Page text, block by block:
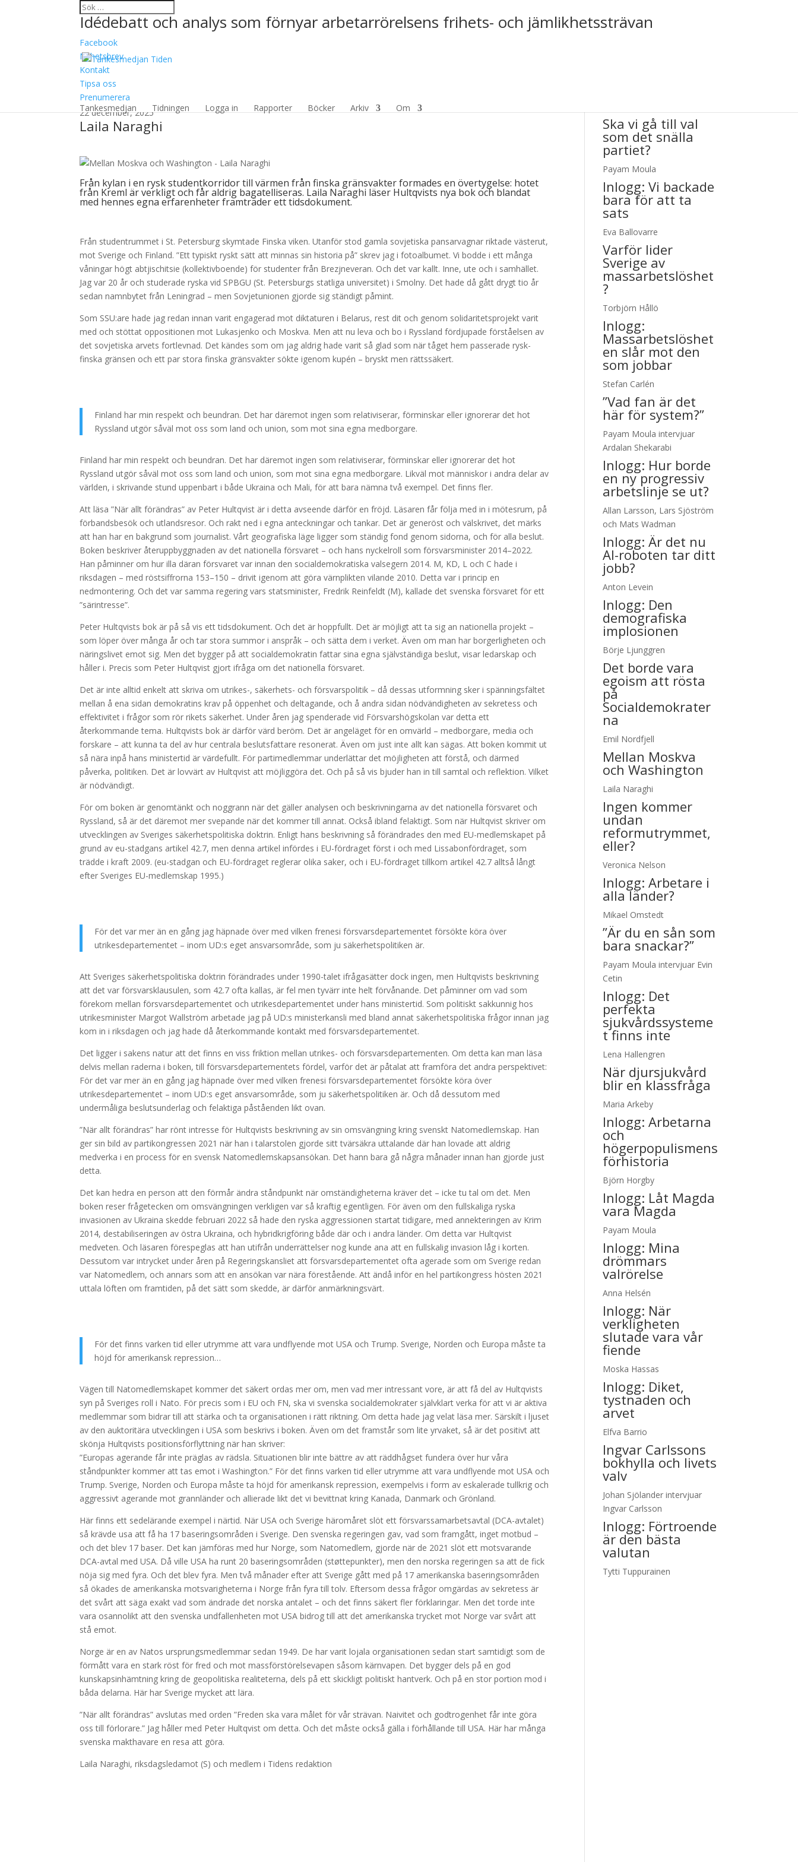
Idédebatt och analys som förnyar arbetarrörelsens frihets- och jämlikhetssträvan
Facebook
Nyhetsbrev
Kontakt
Tipsa oss
Prenumerera
Tankesmedjan
Tidningen Logga in Rapporter Böcker Arkiv Om
Mellan Moskva och Washington
22 december, 2025
Laila Naraghi
Från kylan i en rysk studentkorridor till värmen från finska gränsvakter formades en övertygelse: hotet
från Kreml är verkligt och får aldrig bagatelliseras. Laila Naraghi läser Hultqvists nya bok och blandat
med hennes egna erfarenheter framträder ett tidsdokument.
Från studentrummet i St. Petersburg skymtade Finska viken. Utanför stod gamla sovjetiska pansarvagnar riktade västerut,
mot Sverige och Finland. ”Ett typiskt ryskt sätt att minnas sin historia på” skrev jag i fotoalbumet. Vi bodde i ett många
våningar högt abtjischitsie (kollektivboende) för studenter från Brezjneveran. Och det var kallt. Inne, ute och i samhället.
Jag var 20 år och studerade ryska vid SPBGU (St. Petersburgs statliga universitet) i Smolny. Det hade då gått drygt tio år
sedan namnbytet från Leningrad – men Sovjetunionen gjorde sig ständigt påmint.
Som SSU:are hade jag redan innan varit engagerad mot diktaturen i Belarus, rest dit och genom solidaritetsprojekt varit
med och stöttat oppositionen mot Lukasjenko och Moskva. Men att nu leva och bo i Ryssland fördjupade förståelsen av
det sovjetiska arvets fortlevnad. Det kändes som om jag aldrig hade varit så glad som när tåget hem passerade rysk-
finska gränsen och ett par stora finska gränsvakter sökte igenom kupén – bryskt men rättssäkert.
Finland har min respekt och beundran. Det har däremot ingen som relativiserar, förminskar eller ignorerar det hot
Ryssland utgör såväl mot oss som land och union, som mot sina egna medborgare.
Finland har min respekt och beundran. Det har däremot ingen som relativiserar, förminskar eller ignorerar det hot
Ryssland utgör såväl mot oss som land och union, som mot sina egna medborgare. Likväl mot människor i andra delar av
världen, i skrivande stund uppenbart i både Ukraina och Mali, för att bara nämna två exempel. Det finns fler.
Att läsa ”När allt förändras” av Peter Hultqvist är i detta avseende därför en fröjd. Läsaren får följa med in i mötesrum, på
förbandsbesök och utlandsresor. Och rakt ned i egna anteckningar och tankar. Det är generöst och välskrivet, det märks
att han har en bakgrund som journalist. Vårt geografiska läge ligger som ständig fond genom sidorna, och för alla beslut.
Boken beskriver återuppbyggnaden av det nationella försvaret – och hans nyckelroll som försvarsminister 2014–2022.
Han påminner om hur illa däran försvaret var innan den socialdemokratiska valsegern 2014. M, KD, L och C hade i
riksdagen – med röstsiffrorna 153–150 – drivit igenom att göra värnplikten vilande 2010. Detta var i princip en
nedmontering. Och det var samma regering vars statsminister, Fredrik Reinfeldt (M), kallade det svenska försvaret för ett
”särintresse”.
Peter Hultqvists bok är på så vis ett tidsdokument. Och det är hoppfullt. Det är möjligt att ta sig an nationella projekt –
som löper över många år och tar stora summor i anspråk – och sätta dem i verket. Även om man har borgerligheten och
näringslivet emot sig. Men det bygger på att socialdemokratin fattar sina egna självständiga beslut, visar ledarskap och
håller i. Precis som Peter Hultqvist gjort ifråga om det nationella försvaret.
Det är inte alltid enkelt att skriva om utrikes-, säkerhets- och försvarspolitik – då dessas utformning sker i spänningsfältet
mellan å ena sidan demokratins krav på öppenhet och deltagande, och å andra sidan nödvändigheten av sekretess och
effektivitet i frågor som rör rikets säkerhet. Under åren jag spenderade vid Försvarshögskolan var detta ett
återkommande tema. Hultqvists bok är därför värd beröm. Det är angeläget för en omvärld – medborgare, media och
forskare – att kunna ta del av hur centrala beslutsfattare resonerat. Även om just inte allt kan sägas. Att boken kommit ut
så nära inpå hans ministertid är värdefullt. För partimedlemmar underlättar det möjligheten att förstå, och därmed
påverka, politiken. Det är lovvärt av Hultqvist att möjliggöra det. Och på så vis bjuder han in till samtal och reflektion. Vilket
är nödvändigt.
För om boken är genomtänkt och noggrann när det gäller analysen och beskrivningarna av det nationella försvaret och
Ryssland, så är det däremot mer svepande när det kommer till annat. Också ibland felaktigt. Som när Hultqvist skriver om
utvecklingen av Sveriges säkerhetspolitiska doktrin. Enligt hans beskrivning så förändrades den med EU-medlemskapet på
grund av eu-stadgans artikel 42.7, men denna artikel infördes i EU-fördraget först i och med Lissabonfördraget, som
trädde i kraft 2009. (eu-stadgan och EU-fördraget reglerar olika saker, och i EU-fördraget tillkom artikel 42.7 alltså långt
efter Sveriges EU-medlemskap 1995.)
För det var mer än en gång jag häpnade över med vilken frenesi försvarsdepartementet försökte köra över
utrikesdepartementet – inom UD:s eget ansvarsområde, som ju säkerhetspolitiken är.
Att Sveriges säkerhetspolitiska doktrin förändrades under 1990-talet ifrågasätter dock ingen, men Hultqvists beskrivning
att det var försvarsklausulen, som 42.7 ofta kallas, är fel men tyvärr inte helt förvånande. Det påminner om vad som
förekom mellan försvarsdepartementet och utrikesdepartementet under hans ministertid. Som politiskt sakkunnig hos
utrikesminister Margot Wallström arbetade jag på UD:s ministerkansli med bland annat säkerhetspolitiska frågor innan jag
kom in i riksdagen och jag hade då återkommande kontakt med försvarsdepartementet.
Det ligger i sakens natur att det finns en viss friktion mellan utrikes- och försvarsdepartementen. Om detta kan man läsa
delvis mellan raderna i boken, till försvarsdepartementets fördel, varför det är påtalat att framföra det andra perspektivet:
För det var mer än en gång jag häpnade över med vilken frenesi försvarsdepartementet försökte köra över
utrikesdepartementet – inom UD:s eget ansvarsområde, som ju säkerhetspolitiken är. Och då dessutom med
undermåliga beslutsunderlag och felaktiga påståenden likt ovan.
”När allt förändras” har rönt intresse för Hultqvists beskrivning av sin omsvängning kring svenskt Natomedlemskap. Han
ger sin bild av partikongressen 2021 när han i talarstolen gjorde sitt tvärsäkra uttalande där han lovade att aldrig
medverka i en process för en svensk Natomedlemskapsansökan. Det hann bara gå några månader innan han gjorde just
detta.
Det kan hedra en person att den förmår ändra ståndpunkt när omständigheterna kräver det – icke tu tal om det. Men
boken reser frågetecken om omsvängningen verkligen var så kraftig egentligen. För även om den fullskaliga ryska
invasionen av Ukraina skedde februari 2022 så hade den ryska aggressionen startat tidigare, med annekteringen av Krim
2014, destabiliseringen av östra Ukraina, och hybridkrigföring både där och i andra länder. Om detta var Hultqvist
medveten. Och läsaren förespeglas att han utifrån underrättelser nog kunde ana att en fullskalig invasion låg i korten.
Dessutom var intrycket under åren på Regeringskansliet att försvarsdepartementet ofta agerade som om Sverige redan
var Natomedlem, och annars som att en ansökan var nära förestående. Att ändå inför en hel partikongress hösten 2021
uttala löften om framtiden, på det sätt som skedde, är därför anmärkningsvärt.
För det finns varken tid eller utrymme att vara undflyende mot USA och Trump. Sverige, Norden och Europa måste ta
höjd för amerikansk repression…
Vägen till Natomedlemskapet kommer det säkert ordas mer om, men vad mer intressant vore, är att få del av Hultqvists
syn på Sveriges roll i Nato. För precis som i EU och FN, ska vi svenska socialdemokrater självklart verka för att vi är aktiva
medlemmar som bidrar till att stärka och ta organisationen i rätt riktning. Om detta hade jag velat läsa mer. Särskilt i ljuset
av den auktoritära utvecklingen i USA som beskrivs i boken. Även om det framstår som lite yrvaket, så är det positivt att
skönja Hultqvists positionsförflyttning när han skriver:
”Europas agerande får inte präglas av rädsla. Situationen blir inte bättre av att räddhågset fundera över hur våra
ståndpunkter kommer att tas emot i Washington.” För det finns varken tid eller utrymme att vara undflyende mot USA och
Trump. Sverige, Norden och Europa måste ta höjd för amerikansk repression, exempelvis i form av eskalerade tullkrig och
aggressivt agerande mot grannländer och allierade likt det vi bevittnat kring Kanada, Danmark och Grönland.
Här finns ett sedelärande exempel i närtid. När USA och Sverige häromåret slöt ett försvarssamarbetsavtal (DCA-avtalet)
så krävde usa att få ha 17 baseringsområden i Sverige. Den svenska regeringen gav, vad som framgått, inget motbud –
och det blev 17 baser. Det kan jämföras med hur Norge, som Natomedlem, gjorde när de 2021 slöt ett motsvarande
DCA-avtal med USA. Då ville USA ha runt 20 baseringsområden (støttepunkter), men den norska regeringen sa att de fick
nöja sig med fyra. Och det blev fyra. Men två månader efter att Sverige gått med på 17 amerikanska baseringsområden
så ökades de amerikanska motsvarigheterna i Norge från fyra till tolv. Eftersom dessa frågor omgärdas av sekretess är
det svårt att säga exakt vad som ändrade det norska antalet – och det finns säkert fler förklaringar. Men det torde inte
vara osannolikt att den svenska undfallenheten mot USA bidrog till att det amerikanska trycket mot Norge var svårt att
stå emot.
Norge är en av Natos ursprungsmedlemmar sedan 1949. De har varit lojala organisationen sedan start samtidigt som de
förmått vara en stark röst för fred och mot massförstörelsevapen såsom kärnvapen. Det bygger dels på en god
kunskapsinhämtning kring de geopolitiska realiteterna, dels på ett skickligt politiskt hantverk. Och på en stor portion mod i
båda delarna. Här har Sverige mycket att lära.
”När allt förändras” avslutas med orden ”Freden ska vara målet för vår strävan. Naivitet och godtrogenhet får inte göra
oss till förlorare.” Jag håller med Peter Hultqvist om detta. Och det måste också gälla i förhållande till USA. Här har många
svenska makthavare en resa att göra.
Laila Naraghi, riksdagsledamot (S) och medlem i Tidens redaktion
Ska vi gå till val
som det snälla
partiet?
Payam Moula
Inlogg:Vi backade
bara för att ta
sats
Eva Ballovarre
Varför lider
Sverige av
massarbetslöshet
?
Torbjörn Hållö
Inlogg:
Massarbetslöshet
en slår mot den
som jobbar
Stefan Carlén
”Vad fan är det
här för system?”
Payam Moula intervjuar
Ardalan Shekarabi
Inlogg: Hur borde
en ny progressiv
arbetslinje se ut?
Allan Larsson, Lars Sjöström
och Mats Wadman
Inlogg:Är det nu
AI-roboten tar ditt
jobb?
Anton Levein
Inlogg: Den
demografiska
implosionen
Börje Ljunggren
Det borde vara
egoism att rösta
på
Socialdemokrater
na
Emil Nordfjell
Mellan Moskva
och Washington
Laila Naraghi
Ingen kommer
undan
reformutrymmet,
eller?
Veronica Nelson
Inlogg:Arbetare i
alla länder?
Mikael Omstedt
”Är du en sån som
bara snackar?”
Payam Moula intervjuar Evin
Cetin
Inlogg: Det
perfekta
sjukvårdssysteme
t finns inte
Lena Hallengren
När djursjukvård
blir en klassfråga
Maria Arkeby
Inlogg:Arbetarna
och
högerpopulismens
förhistoria
Björn Horgby
Inlogg: Låt Magda
vara Magda
Payam Moula
Inlogg: Mina
drömmars
valrörelse
Anna Helsén
Inlogg: När
verkligheten
slutade vara vår
fiende
Moska Hassas
Inlogg: Diket,
tystnaden och
arvet
Elfva Barrio
Ingvar Carlssons
bokhylla och livets
valv
Johan Sjölander intervjuar
Ingvar Carlsson
Inlogg: Förtroende
är den bästa
valutan
Tytti Tuppurainen